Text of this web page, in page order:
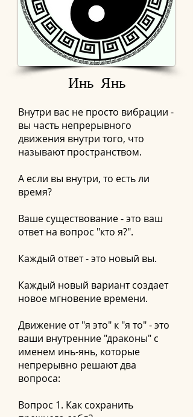
Инь Янь
Внутри вас не просто вибрации -
вы часть непрерывного
движения внутри того, что
называют пространством.
А если вы внутри, то есть ли
время?
Ваше существование - это ваш
ответ на вопрос "кто я?".
Каждый ответ - это новый вы.
Каждый новый вариант создает
новое мгновение времени.
Движение от "я это" к "я то" - это
ваши внутренние "драконы" с
именем инь-янь, которые
непрерывно решают два
вопроса:
Вопрос 1. Как сохранить